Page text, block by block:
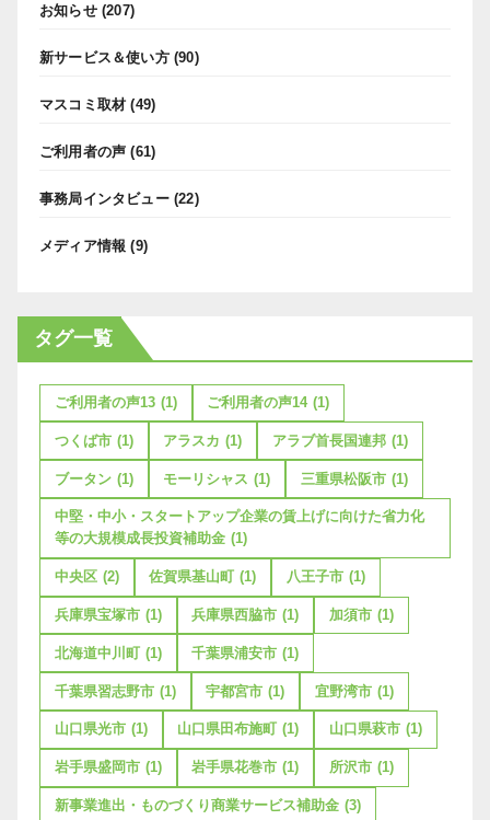
お知らせ(207)
新サービス＆使い方(90)
マスコミ取材 (49)
ご利用者の声 (61)
事務局インタビュー(22)
メディア情報 (9)
タグ一覧
ご利用者の声13 (1) ご利用者の声14 (1)
つくば市 (1) アラスカ (1) アラブ首長国連邦 (1)
ブータン (1) モーリシャス (1) 三重県松阪市 (1)
中堅・中小・スタートアップ企業の賃上げに向けた省力化
等の大規模成長投資補助金 (1)
中央区 (2) 佐賀県基山町 (1) 八王子市 (1)
兵庫県宝塚市 (1) 兵庫県西脇市 (1) 加須市 (1)
北海道中川町 (1) 千葉県浦安市 (1)
千葉県習志野市 (1) 宇都宮市 (1) 宜野湾市 (1)
山口県光市 (1) 山口県田布施町 (1) 山口県萩市 (1)
岩手県盛岡市 (1) 岩手県花巻市 (1) 所沢市 (1)
新事業進出・ものづくり商業サービス補助金 (3)